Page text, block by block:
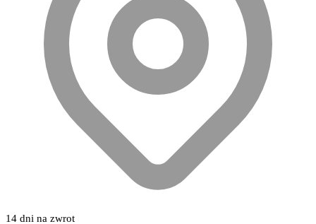
14 dni na zwrot